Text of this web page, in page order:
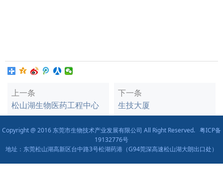
上一条
松山湖生物医药工程中心
下一条
生技大厦
Copyright @ 2016 东莞市生物技术产业发展有限公司 All Right Reserved. 粤ICP备
19132776号
地址：东莞松山湖高新区台中路3号松湖药港（G94莞深高速松山湖大朗出口处）